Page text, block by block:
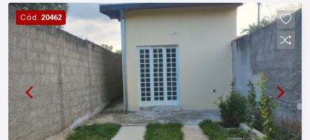
acesso a comércios, escolas e demais serviços
essenciais. Aproveite essa oportunidade única
de adquirir seu novo lar em um dos melhores
bairros de Pindamonhangaba. Agende agora
mesmo uma visita e venha conhecer de perto
todos os detalhes desta incrível casa. Não perca
essa chance de realizar o sonho da casa própria!
Entre em contato conosco e faça sua proposta.
Cód. 20462